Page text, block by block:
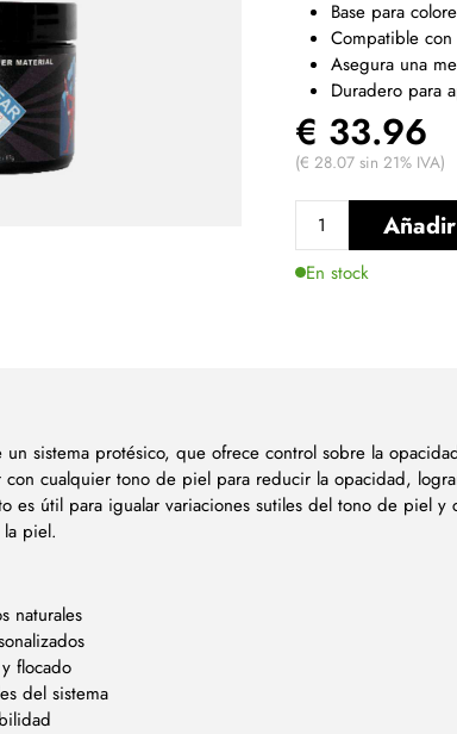
Base para
Compatible con
Asegura una
Duradero para
€ 33.96
(€ 28.07 sin 21% IVA)
En stock
sistema protésico, que ofrece control sobre la
cualquier tono de piel para reducir la opacidad,
es útil para igualar variaciones sutiles del tono de piel y
piel.
naturales
flocado
del sistema